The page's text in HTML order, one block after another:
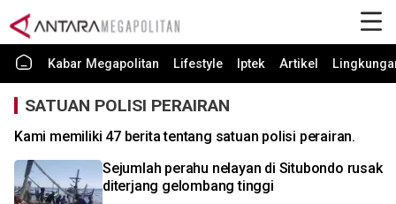
Kabar Megapolitan Lifestyle Iptek Artikel
SATUAN POLISI PERAIRAN
Kami memiliki 47 berita tentang satuan polisi perairan.
Sejumlah perahu nelayan di Situbondo rusak
diterjang gelombang tinggi